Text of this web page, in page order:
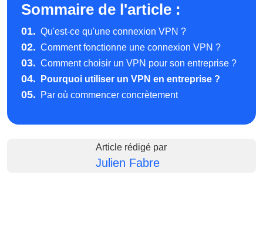
Sommaire de l'article :
01. Qu'est-ce qu'une connexion VPN ?
02. Comment fonctionne une connexion VPN ?
03. Comment choisir un VPN pour son entreprise ?
04. Pourquoi utiliser un VPN en entreprise ?
05. Par où commencer concrètement
Article rédigé par
Julien Fabre